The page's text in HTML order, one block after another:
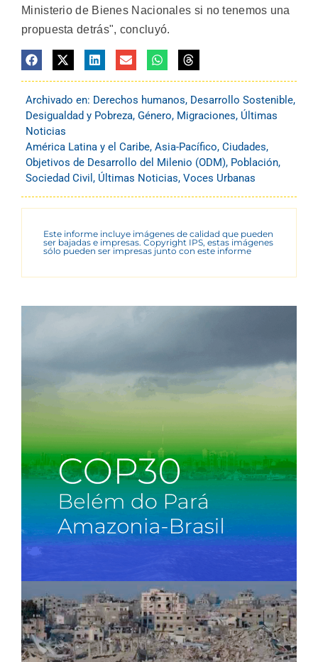
Ministerio de Bienes Nacionales si no tenemos una
propuesta detrás", concluyó.
Archivado en: Derechos humanos, Desarrollo Sostenible,
Desigualdad y Pobreza, Género, Migraciones, Últimas
Noticias
América Latina y el Caribe, Asia-Pacífico, Ciudades,
Objetivos de Desarrollo del Milenio (ODM), Población,
Sociedad Civil , Últimas Noticias, Voces Urbanas
Este informe incluye imágenes de calidad que pueden
ser bajadas e impresas. Copyright IPS, estas imágenes
sólo pueden ser impresas junto con este informe